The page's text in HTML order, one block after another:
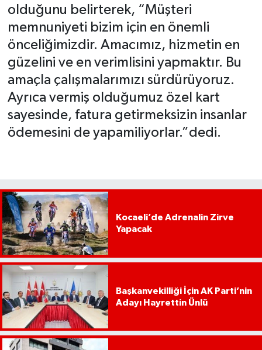
olduğunu belirterek, “Müşteri
memnuniyeti bizim için en önemli
önceliğimizdir. Amacımız, hizmetin en
güzelini ve en verimlisini yapmaktır. Bu
amaçla çalışmalarımızı sürdürüyoruz.
Ayrıca vermiş olduğumuz özel kart
sayesinde, fatura getirmeksizin insanlar
ödemesini de yapamiliyorlar.”dedi.
Kocaeli’de Adrenalin Zirve
Yapacak
Başkanvekilliği İçin AK Parti’nin
Adayı Hayrettin Ünlü